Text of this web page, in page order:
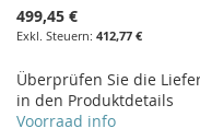
499,45 €
412,77 €
Überprüfen Sie die
in den Produktdetails
Voorraad info